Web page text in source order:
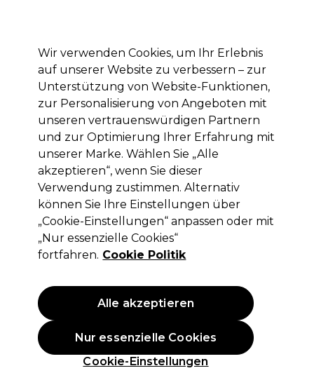
Anmelden
Marken Deals Haare Elektrogeräte Saloneinrichtung
Lieferung und Lieferzeiten
– mehr erfahren
Ultron
Ultron Klingen 10 St.
(0)
2,24 €ohne MwSt.(PROFI-PREIS)
2,67 €inkl. MwSt.)
Wir verwenden Cookies, um Ihr Erlebnis
auf unserer Website zu verbessern – zur
Unterstützung von Website-Funktionen,
zur Personalisierung von Angeboten mit
unseren vertrauenswürdigen Partnern
und zur Optimierung Ihrer Erfahrung mit
unserer Marke. Wählen Sie „Alle
akzeptieren“, wenn Sie dieser
Verwendung zustimmen. Alternativ
können Sie Ihre Einstellungen über
„Cookie-Einstellungen“ anpassen oder mit
„Nur essenzielle Cookies“
fortfahren. Cookie Politik
Cookie-Einstellungen
Nur essenzielle Cookies
Alle akzeptieren